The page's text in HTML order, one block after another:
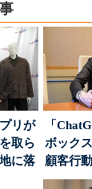
リが
取ら
に落
を
「
ボック
顧客行
に残さ